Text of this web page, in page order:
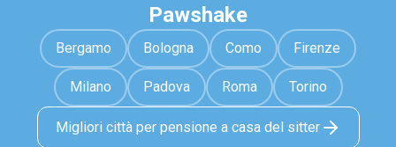
Pawshake
Bergamo Bologna Como Firenze
Milano Padova Roma Torino
Migliori città per pensione a casa del sitter